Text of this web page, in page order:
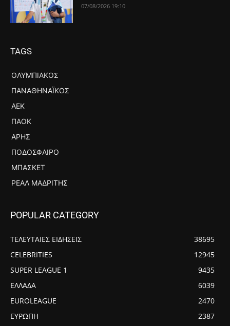
07/08/2026 19:10
TAGS
ΟΛΥΜΠΙΑΚΌΣ
ΠΑΝΑΘΗΝΑΪΚΌΣ
ΑΕΚ
ΠΑΟΚ
ΆΡΗΣ
ΠΟΔΌΣΦΑΙΡΟ
ΜΠΆΣΚΕΤ
ΡΕΆΛ ΜΑΔΡΊΤΗΣ
POPULAR CATEGORY
ΤΕΛΕΥΤΑΙΕΣ ΕΙΔΗΣΕΙΣ
38695
CELEBRITIES
12945
SUPER LEAGUE 1
9435
ΕΛΛΑΔΑ
6039
EUROLEAGUE
2470
ΕΥΡΩΠΗ
2387